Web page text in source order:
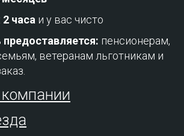
2 часа и у вас чисто
пенсионерам,
ветеранам льготникам и